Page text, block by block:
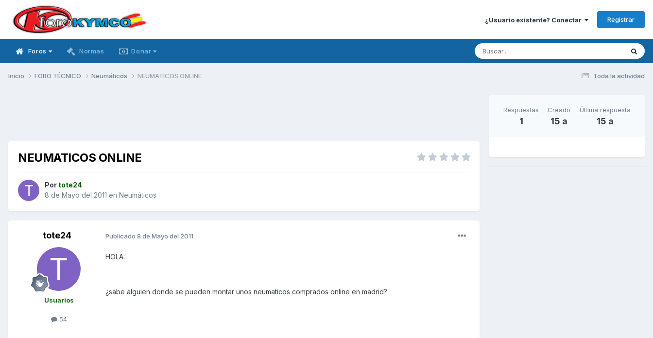
¿Usuario existente? Conectar Registrar
Foros Normas Donar
Toda la actividad
Inicio FORO TÉCNICO Neumáticos NEUMATICOS ONLINE
NEUMATICOS ONLINE
Por tote24
8 de Mayo del 2011 en Neumáticos
tote24
Usuarios
54
Publicado 8 de Mayo del 2011
HOLA:
¿sabe alguien donde se pueden montar unos neumaticos comprados online en madrid?
Respuestas
1
Creado
15 a
Última respuesta
15 a